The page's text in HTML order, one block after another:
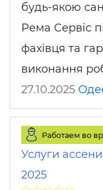
будь-якою
Рема Сервіс
фахівця та
виконання
27.10.2025
Работаем во
Услуги
2025